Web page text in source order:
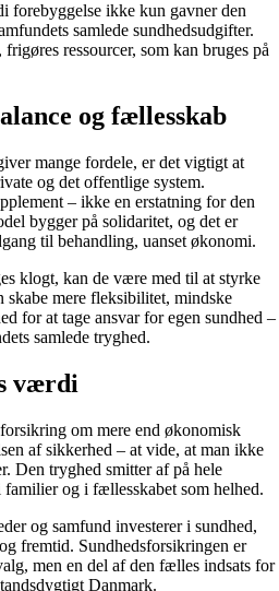
ikke kun gavner den
samlede sundhedsudgifter.
ressourcer, som kan bruges på
og fællesskab
mange fordele, er det vigtigt at
og det offentlige system.
– ikke en erstatning for den
bygger på solidaritet, og det er
til behandling, uanset økonomi.
klogt, kan de være med til at styrke
skabe mere fleksibilitet, mindske
for at tage ansvar for egen sundhed –
samlede tryghed.
værdi
om mere end økonomisk
af sikkerhed – at vide, at man ikke
Den tryghed smitter af på hele
familier og i fællesskabet som helhed.
og samfund investerer i sundhed,
fremtid. Sundhedsforsikringen er
men en del af den fælles indsats for
Danmark.